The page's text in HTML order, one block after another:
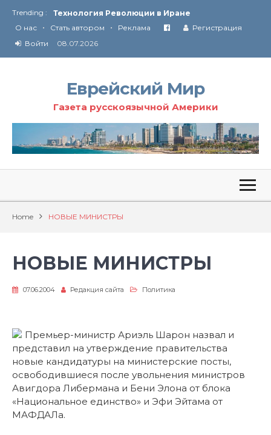
Trending :
Технология Революции в Иране
От Ирана до Ливана и Газы
О нас • Стать автором • Реклама
Регистрация
Войти
08.07.2026
Еврейский Мир
Газета русскоязычной Америки
Home НОВЫЕ МИНИСТРЫ
НОВЫЕ МИНИСТРЫ
07.06.2004 Редакция сайта Политика
Премьер-министр Ариэль Шарон назвал и
представил на утверждение правительства
новые кандидатуры на министерские посты,
освободившиеся после увольнения министров
Авигдора Либермана и Бени Элона от блока
«Национальное единство» и Эфи Эйтама от
МАФДАЛа.